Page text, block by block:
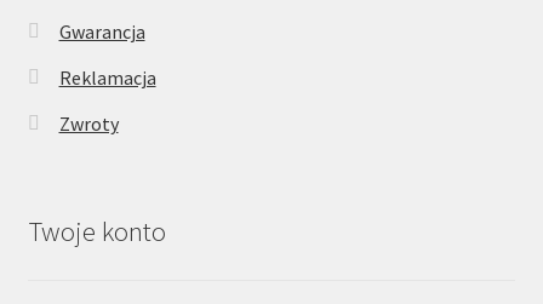
Gwarancja
Reklamacja
Zwroty
Twoje konto